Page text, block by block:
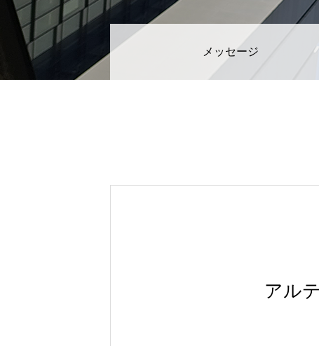
メッセージ
アル